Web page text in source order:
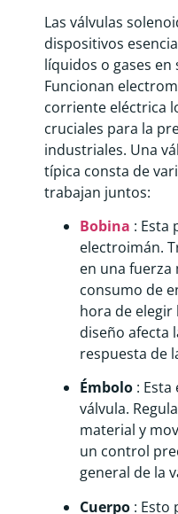
Las válvulas
dispositivos
líquidos o gases
Funcionan
corriente eléctrica
cruciales para la
industriales. Una
típica consta de
trabajan juntos:
Bobina : Esta
electroimán.
en una fuerza
consumo de
hora de elegir
diseño afecta
respuesta de
Émbolo :
válvula.
material y
un control
general de la
Cuerpo : Esto